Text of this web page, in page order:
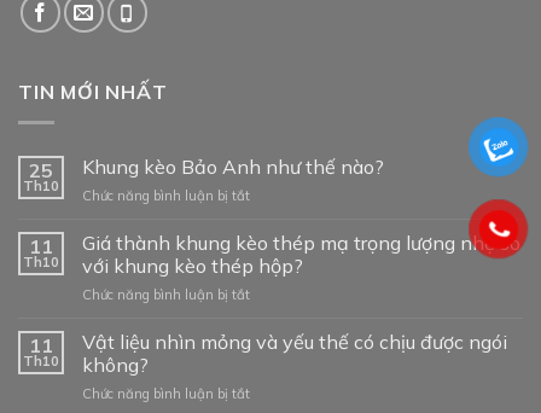
TIN MỚI NHẤT
25
Th10
Khung kèo Bảo Anh như thế nào?
Chức năng bình luận bị tắtở
kèo
Bảo
Anh
như
nào?
11
Th10
Giá thành khung kèo thép mạ trọng lượng nhẹ so
với khung kèo thép hộp?
Chức năng bình luận bị tắtở
thành
khung
thép
11
Th10
Vật liệu nhìn mỏng và yếu thế có chịu được ngói
không?
Chức năng bình luận bị tắtở